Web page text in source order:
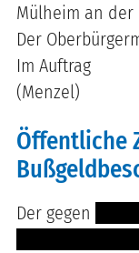
Mülheim an der
Der
Im Auftrag
(Menzel)
Öffentliche
Der gegen